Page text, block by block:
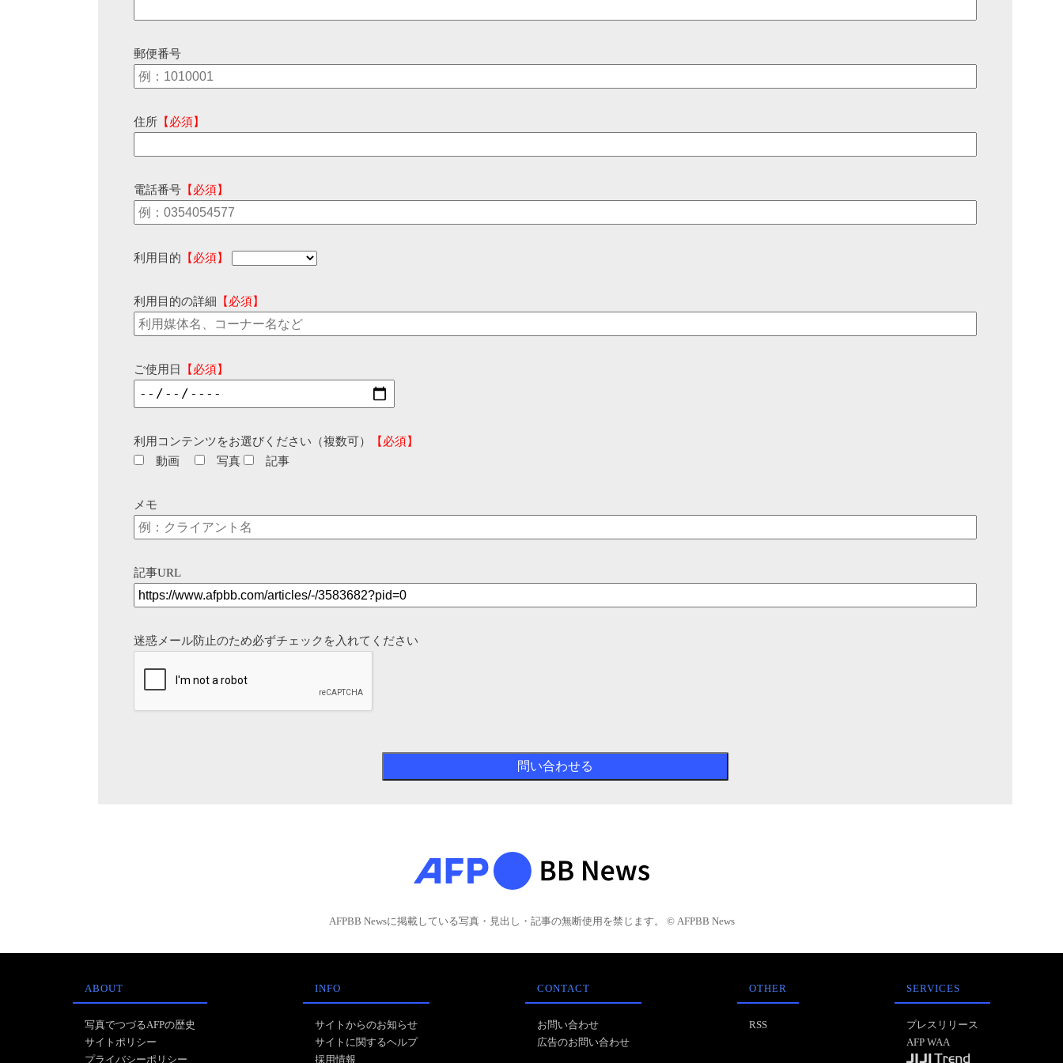
郵便番号
住所 【必須】
電話番号 【必須】
利用目的 【必須】
利用目的の詳細 【必須】
ご使用日 【必須】
利用コンテンツをお選びください（複数可）
【必須】
動画
写真 記事
メモ
記事URL
迷惑メール防止のため必ずチェックを入れてください
AFPBB Newsに掲載している写真・見出し・記事の無断使用を禁じます。 © AFPBB News
ABOUT
写真でつづるAFPの歴史
サイトポリシー
プライバシーポリシー
INFO
サイトからのお知らせ
サイトに関するヘルプ
採用情報
CONTACT
お問い合わせ
広告のお問い合わせ
OTHER
RSS
SERVICES
プレスリリース
AFP WAA